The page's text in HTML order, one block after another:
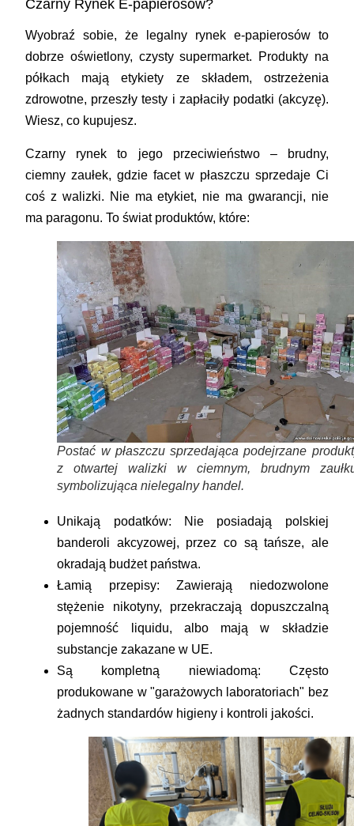
Czarny Rynek E-papierosów?
Wyobraź sobie, że legalny rynek e-papierosów to
dobrze oświetlony, czysty supermarket. Produkty na
półkach mają etykiety ze składem, ostrzeżenia
zdrowotne, przeszły testy i zapłaciły podatki (akcyzę).
Wiesz, co kupujesz.
Czarny rynek to jego przeciwieństwo – brudny,
ciemny zaułek, gdzie facet w płaszczu sprzedaje Ci
coś z walizki. Nie ma etykiet, nie ma gwarancji, nie
ma paragonu. To świat produktów, które:
Postać w płaszczu sprzedająca podejrzane
z otwartej walizki w ciemnym, brudnym
symbolizująca nielegalny handel.
Unikają podatków: Nie posiadają polskiej
banderoli akcyzowej, przez co są tańsze, ale
okradają budżet państwa.
Łamią przepisy: Zawierają niedozwolone
stężenie nikotyny, przekraczają dopuszczalną
pojemność liquidu, albo mają w składzie
substancje zakazane w UE.
Są kompletną niewiadomą: Często
produkowane w "garażowych laboratoriach" bez
żadnych standardów higieny i kontroli jakości.